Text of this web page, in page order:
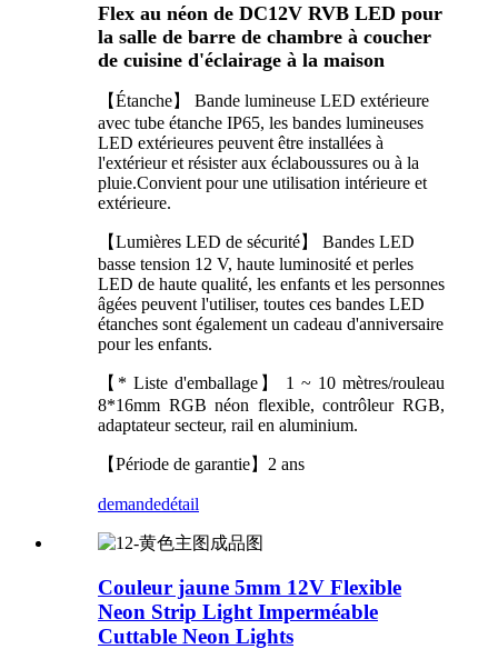
Flex au néon de DC12V RVB LED pour
la salle de barre de chambre à coucher
de cuisine d'éclairage à la maison
【Étanche】 Bande lumineuse LED extérieure
avec tube étanche IP65, les bandes lumineuses
LED extérieures peuvent être installées à
l'extérieur et résister aux éclaboussures ou à la
pluie.Convient pour une utilisation intérieure et
extérieure.
【Lumières LED de sécurité】 Bandes LED
basse tension 12 V, haute luminosité et perles
LED de haute qualité, les enfants et les personnes
âgées peuvent l'utiliser, toutes ces bandes LED
étanches sont également un cadeau d'anniversaire
pour les enfants.
【* Liste d'emballage】 1 ~ 10 mètres/rouleau
8*16mm RGB néon flexible, contrôleur RGB,
adaptateur secteur, rail en aluminium.
【Période de garantie】2 ans
demandedétail
Couleur jaune 5mm 12V Flexible
Neon Strip Light Imperméable
Cuttable Neon Lights